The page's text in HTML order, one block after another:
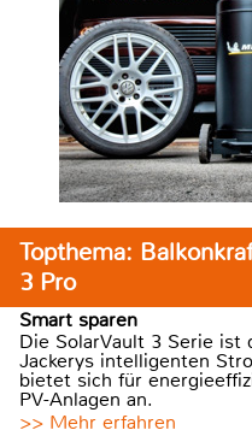
Topthema:
3 Pro
Smart sparen
Die SolarVault 3 Serie ist
Jackerys intelligenten
bietet sich für
PV-Anlagen an.
>> Mehr erfahren